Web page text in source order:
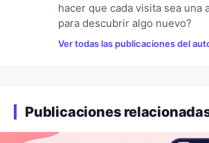
hacer que cada visita sea una
para descubrir algo nuevo?
Ver todas las publicaciones del
Publicaciones